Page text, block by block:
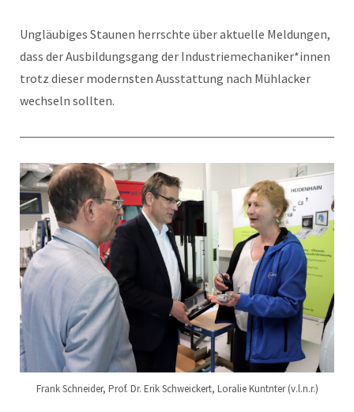
Ungläubiges Staunen herrschte über aktuelle Meldungen,
dass der Ausbildungsgang der Industriemechaniker*innen
trotz dieser modernsten Ausstattung nach Mühlacker
wechseln sollten.
Frank Schneider, Prof. Dr. Erik Schweickert, Loralie Kuntnter (v.l.n.r.)